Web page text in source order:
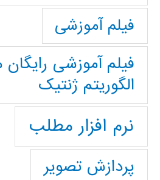
فیلم آموزشی
فیلم آموزشی رایگان
الگوریتم ژنتیک
نرم افزار مطلب
پردازش تصویر